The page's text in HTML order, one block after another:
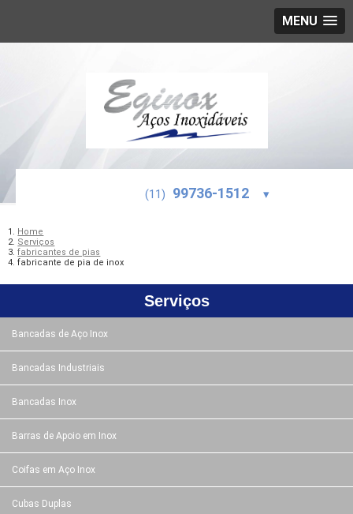
MENU
(11) 99736-1512 ▾
Home
Serviços
fabricantes de pias
fabricante de pia de inox
Serviços
Bancadas de Aço Inox
Bancadas Industriais
Bancadas Inox
Barras de Apoio em Inox
Coifas em Aço Inox
Cubas Duplas